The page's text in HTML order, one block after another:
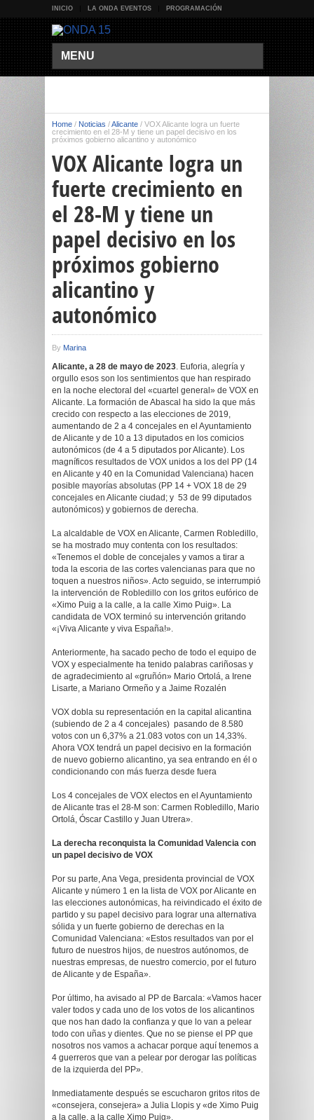
INICIO LA ONDA EVENTOS PROGRAMACIÓN
MENU
Home / Noticias /Alicante / VOX Alicante logra un fuerte
crecimiento en el 28-M y tiene un papel decisivo en los
próximos gobierno alicantino y autonómico
VOX Alicante logra un
fuerte crecimiento en
el 28-M y tiene un
papel decisivo en los
próximos gobierno
alicantino y
autonómico
By Marina
Alicante, a 28 de mayo de 2023. Euforia, alegría y
orgullo esos son los sentimientos que han respirado
en la noche electoral del «cuartel general» de VOX en
Alicante. La formación de Abascal ha sido la que más
crecido con respecto a las elecciones de 2019,
aumentando de 2 a 4 concejales en el Ayuntamiento
de Alicante y de 10 a 13 diputados en los comicios
autonómicos (de 4 a 5 diputados por Alicante). Los
magníficos resultados de VOX unidos a los del PP (14
en Alicante y 40 en la Comunidad Valenciana) hacen
posible mayorías absolutas (PP 14 + VOX 18 de 29
concejales en Alicante ciudad; y 53 de 99 diputados
autonómicos) y gobiernos de derecha.
La alcaldable de VOX en Alicante, Carmen Robledillo,
se ha mostrado muy contenta con los resultados:
«Tenemos el doble de concejales y vamos a tirar a
toda la escoria de las cortes valencianas para que no
toquen a nuestros niños». Acto seguido, se interrumpió
la intervención de Robledillo con los gritos eufórico de
«Ximo Puig a la calle, a la calle Ximo Puig». La
candidata de VOX terminó su intervención gritando
«¡Viva Alicante y viva España!».
Anteriormente, ha sacado pecho de todo el equipo de
VOX y especialmente ha tenido palabras cariñosas y
de agradecimiento al «gruñón» Mario Ortolá, a Irene
Lisarte, a Mariano Ormeño y a Jaime Rozalén
VOX dobla su representación en la capital alicantina
(subiendo de 2 a 4 concejales) pasando de 8.580
votos con un 6,37% a 21.083 votos con un 14,33%.
Ahora VOX tendrá un papel decisivo en la formación
de nuevo gobierno alicantino, ya sea entrando en él o
condicionando con más fuerza desde fuera
Los 4 concejales de VOX electos en el Ayuntamiento
de Alicante tras el 28-M son: Carmen Robledillo, Mario
Ortolá, Óscar Castillo y Juan Utrera».
La derecha reconquista la Comunidad Valencia con
un papel decisivo de VOX
Por su parte, Ana Vega, presidenta provincial de VOX
Alicante y número 1 en la lista de VOX por Alicante en
las elecciones autonómicas, ha reivindicado el éxito de
partido y su papel decisivo para lograr una alternativa
sólida y un fuerte gobierno de derechas en la
Comunidad Valenciana: «Estos resultados van por el
futuro de nuestros hijos, de nuestros autónomos, de
nuestras empresas, de nuestro comercio, por el futuro
de Alicante y de España».
Por último, ha avisado al PP de Barcala: «Vamos hacer
valer todos y cada uno de los votos de los alicantinos
que nos han dado la confianza y que lo van a pelear
todo con uñas y dientes. Que no se piense el PP que
nosotros nos vamos a achacar porque aquí tenemos a
4 guerreros que van a pelear por derogar las políticas
de la izquierda del PP».
Inmediatamente después se escucharon gritos ritos de
«consejera, consejera» a Julia Llopis y «de Ximo Puig
a la calle, a la calle Ximo Puig».